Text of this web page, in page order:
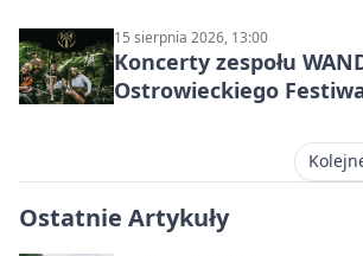
15 sierpnia 2026, 13:00
Koncerty zespołu
Ostrowieckiego
Ostatnie Artykuły